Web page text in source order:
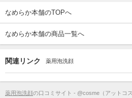
なめらか本舗のTOPへ
なめらか本舗の商品一覧へ
関連リンク 薬用泡洗顔
薬用泡洗顔の口コミサイト - @cosme（アットコス